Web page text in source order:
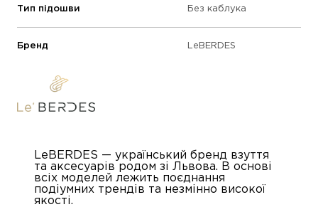
Тип підошви Без каблука
Бренд LeBERDES
LeBERDES — український бренд взуття
та аксесуарів родом зі Львова. В основі
всіх моделей лежить поєднання
подіумних трендів та незмінно високої
якості.